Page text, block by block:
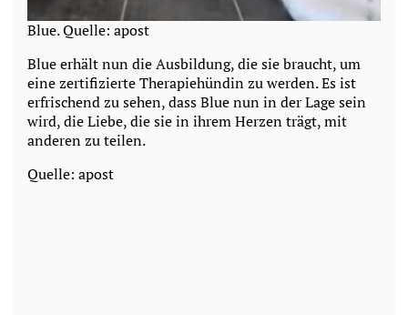
Blue. Quelle: apost
Blue erhält nun die Ausbildung, die sie braucht, um
eine zertifizierte Therapiehündin zu werden. Es ist
erfrischend zu sehen, dass Blue nun in der Lage sein
wird, die Liebe, die sie in ihrem Herzen trägt, mit
anderen zu teilen.
Quelle: apost